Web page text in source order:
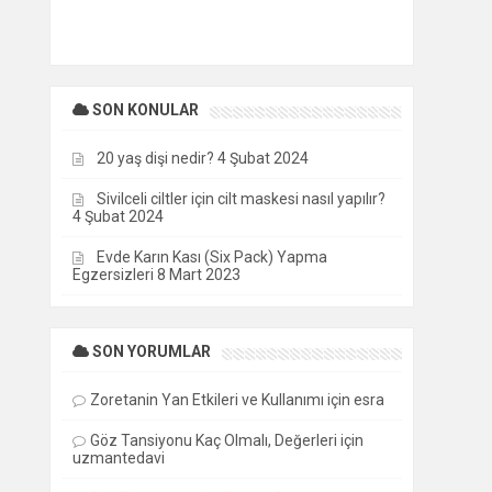
SON KONULAR
20 yaş dişi nedir? 4 Şubat 2024
Sivilceli ciltler için cilt maskesi nasıl yapılır?
4 Şubat 2024
Evde Karın Kası (Six Pack) Yapma
Egzersizleri 8 Mart 2023
SON YORUMLAR
Zoretanin Yan Etkileri ve Kullanımı için esra
Göz Tansiyonu Kaç Olmalı, Değerleri için
uzmantedavi